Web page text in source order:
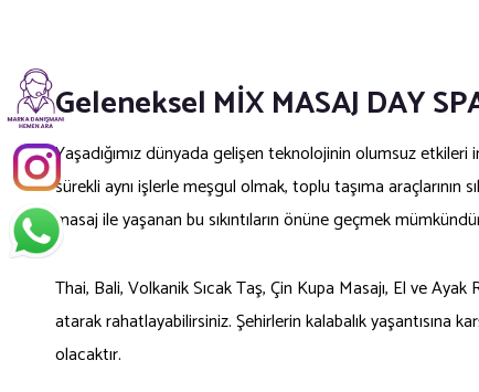
Geleneksel MİX MASAJ DAY
Yaşadığımız dünyada gelişen teknolojinin olumsuz
sürekli aynı işlerle meşgul olmak, toplu taşıma
masaj ile yaşanan bu sıkıntıların önüne geçmek
Thai, Bali, Volkanik Sıcak Taş, Çin Kupa Masajı, El ve
atarak rahatlayabilirsiniz. Şehirlerin kalabalık
olacaktır.